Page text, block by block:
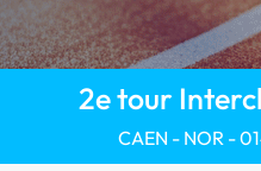
2e tour
CAEN - NOR -